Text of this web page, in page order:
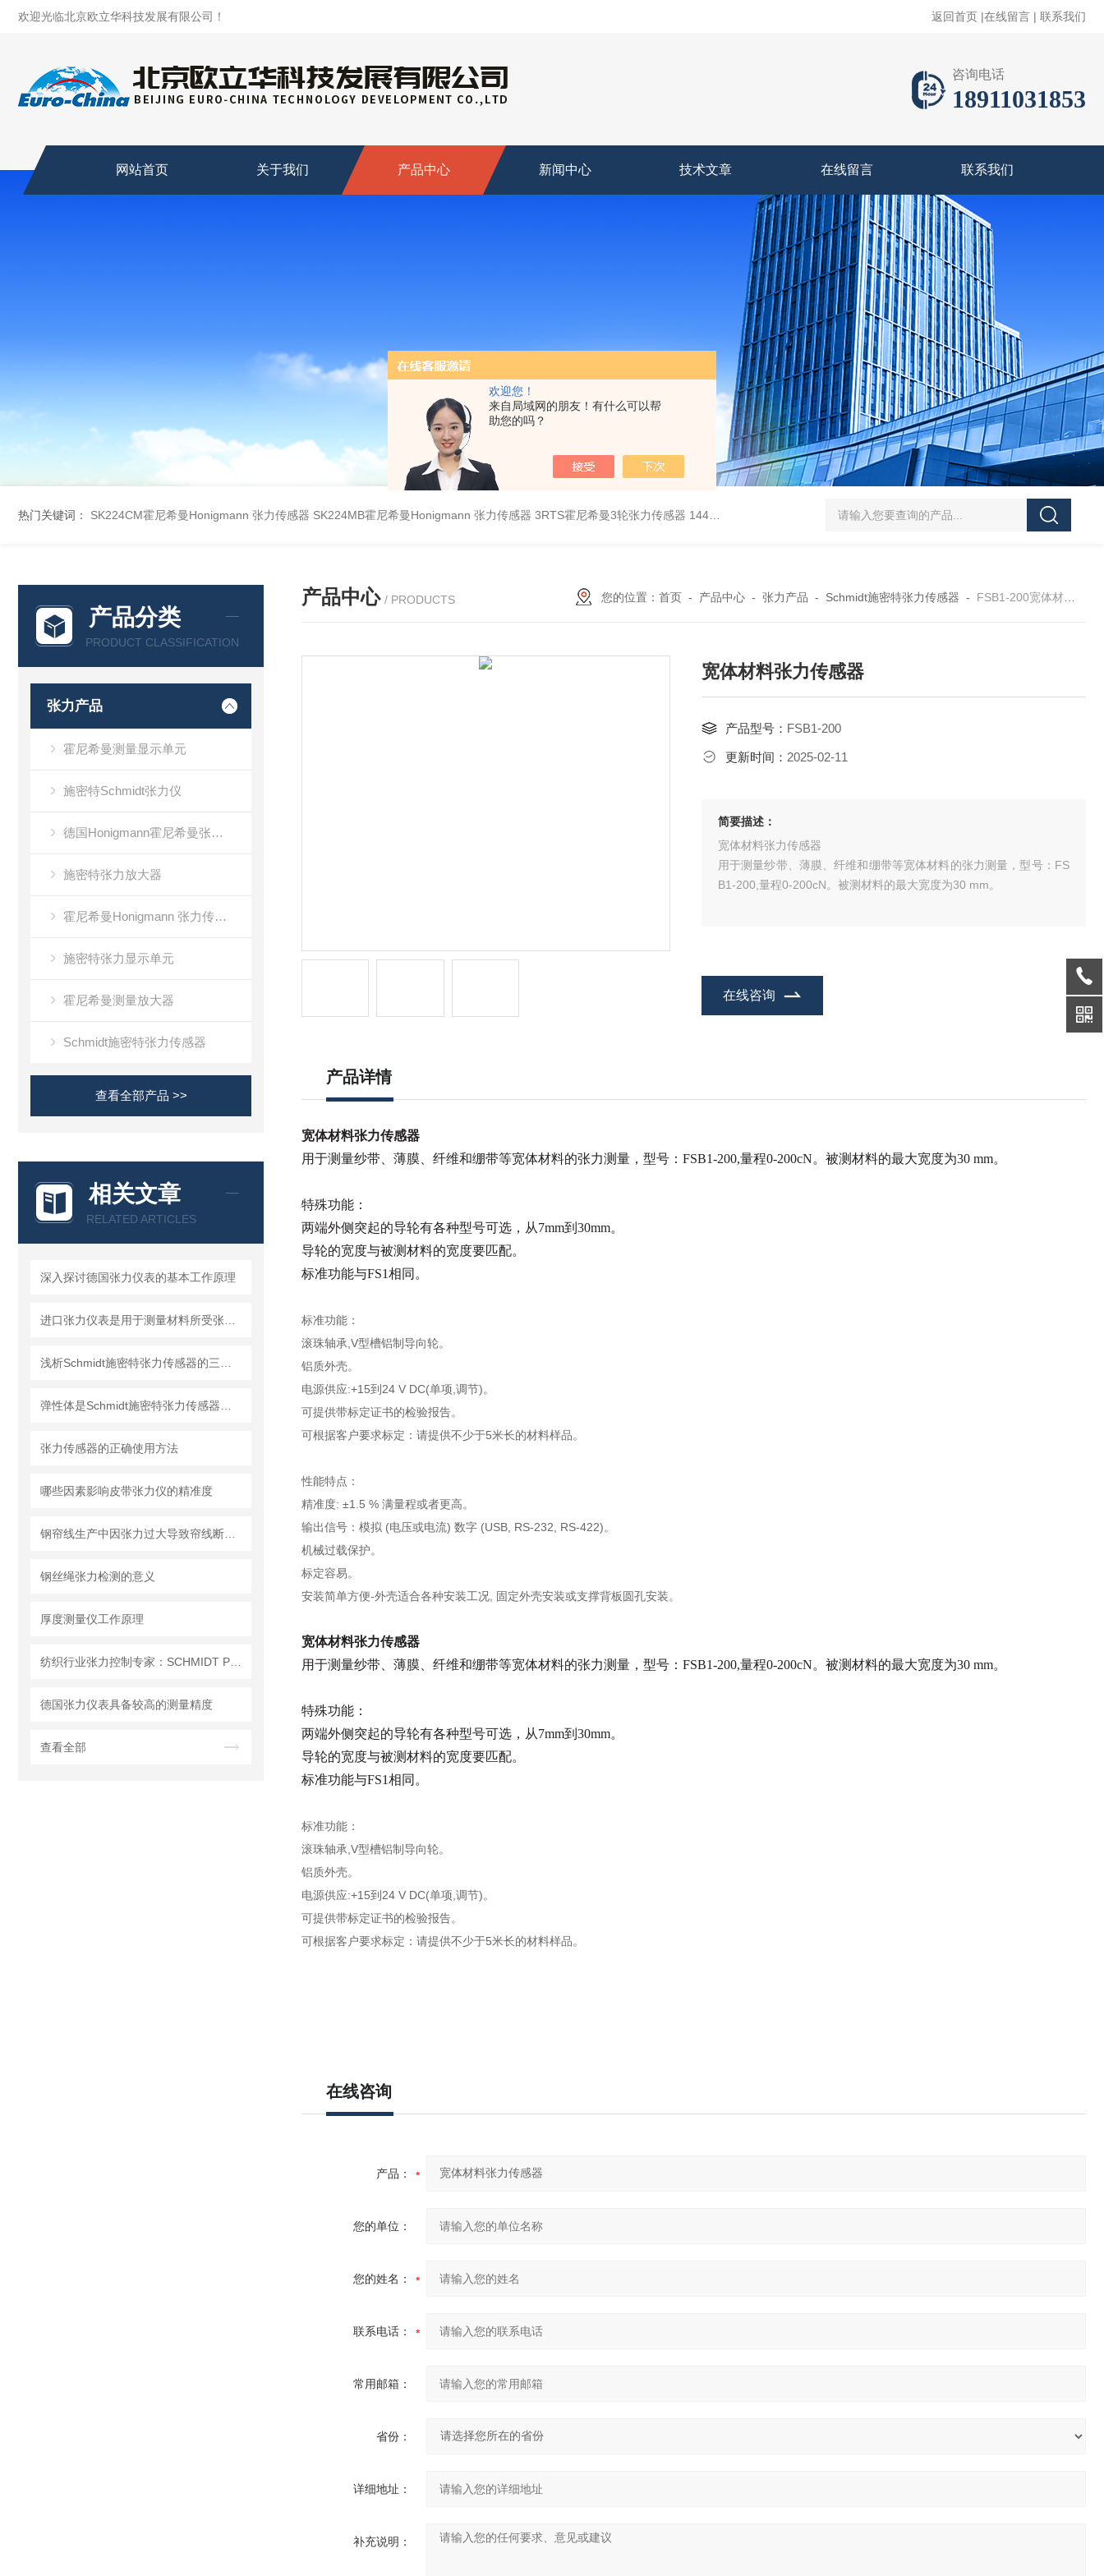
欢迎您！
来自局域网的朋友！有什么可以帮
助您的吗？
欢迎光临北京欧立华科技发展有限公司！ 返回首页 |在线留言 | 联系我们
咨询电话
18911031853
网站首页 关于我们 产品中心 新闻中心 技术文章 在线留言 联系我们
热门关键词： SK224CM霍尼希曼Honigmann 张力传感器 SK224MB霍尼希曼Honigmann 张力传感器 3RTS霍尼希曼3轮张力传感器 144霍尼希曼张力传感器 RFS150XY霍尼希曼双轴张力传感器 RFS200S霍尼希
产品分类
PRODUCT CLASSIFICATION
张力产品
霍尼希曼测量显示单元
施密特Schmidt张力仪
德国Honigmann霍尼希曼张力仪
施密特张力放大器
霍尼希曼Honigmann 张力传感器RFS系列
施密特张力显示单元
霍尼希曼测量放大器
Schmidt施密特张力传感器
查看全部产品 >>
相关文章
RELATED ARTICLES
深入探讨德国张力仪表的基本工作原理
张力传感器的正确使用方法
哪些因素影响皮带张力仪的精准度
钢丝绳张力检测的意义
厚度测量仪工作原理
德国张力仪表具备较高的测量精度
查看全部
产品中心 / PRODUCTS 您的位置： 首页- 产品中心- 张力产品 - Schmidt施密特张力传感器 - FSB1-200宽体材料张力传感器
宽体材料张力传感器
产品型号： FSB1-200
更新时间： 2025-02-11
简要描述：
宽体材料张力传感器
用于测量纱带、薄膜、纤维和绷带等宽体材料的张力测量，型号：FS
B1-200,量程0-200cN。被测材料的最大宽度为30 mm。
在线咨询
产品详情
宽体材料张力传感器
用于测量纱带、薄膜、纤维和绷带等宽体材料的张力测量，型号：FSB1-200,量程0-200cN。 被测材料的最大宽度为30 mm。
特殊功能：
两端外侧突起的导轮有各种型号可选，从7mm到30mm。
导轮的宽度与被测材料的宽度要匹配。
标准功能与FS1相同。
标准功能：
滚珠轴承,V型槽铝制导向轮。
铝质外壳。
电源供应:+15到24 V DC(单项,调节)。
可提供带标定证书的检验报告。
可根据客户要求标定：请提供不少于5米长的材料样品。
性能特点：
精准度: ±1.5 % 满量程或者更高。
输出信号：模拟 (电压或电流) 数字 (USB, RS-232, RS-422)。
机械过载保护。
标定容易。
安装简单方便-外壳适合各种安装工况, 固定外壳安装或支撑背板圆孔安装。
宽体材料张力传感器
用于测量纱带、薄膜、纤维和绷带等宽体材料的张力测量，型号：FSB1-200,量程0-200cN。 被测材料的最大宽度为30 mm。
特殊功能：
两端外侧突起的导轮有各种型号可选，从7mm到30mm。
导轮的宽度与被测材料的宽度要匹配。
标准功能与FS1相同。
标准功能：
滚珠轴承,V型槽铝制导向轮。
铝质外壳。
电源供应:+15到24 V DC(单项,调节)。
可提供带标定证书的检验报告。
可根据客户要求标定：请提供不少于5米长的材料样品。
在线咨询
产品：
您的单位：
您的姓名：
联系电话：
常用邮箱：
省份：
详细地址：
补充说明：